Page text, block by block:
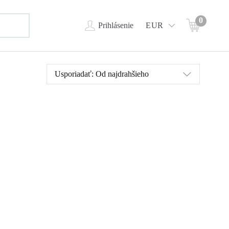
Prihlásenie EUR
0
Usporiadať: Od najdrahšieho